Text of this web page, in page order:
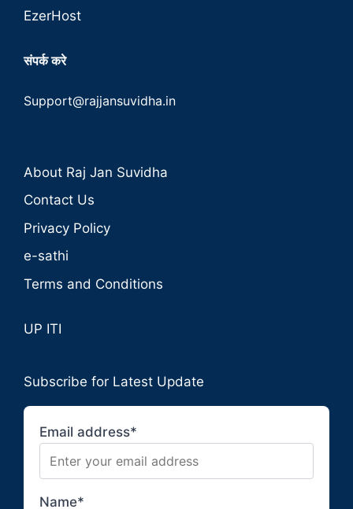
EzerHost
संपर्क करे
Support@rajjansuvidha.in
About Raj Jan Suvidha
Contact Us
Privacy Policy
e-sathi
Terms and Conditions
UP ITI
Subscribe for Latest Update
Email address*
Name*